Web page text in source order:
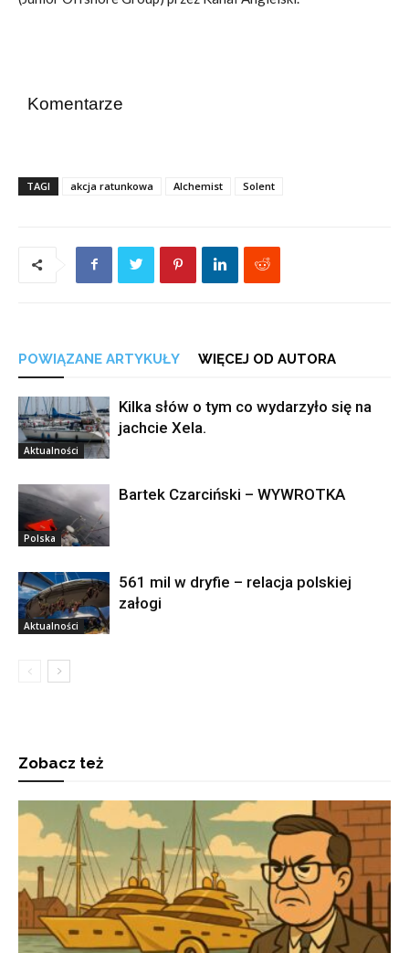
Komentarze
TAGI akcja ratunkowa Alchemist Solent
POWIĄZANE ARTYKUŁY WIĘCEJ OD AUTORA
Aktualności
Kilka słów o tym co wydarzyło się na
jachcie Xela.
Polska
Bartek Czarciński – WYWROTKA
Aktualności
561 mil w dryfie – relacja polskiej
załogi
Zobacz też